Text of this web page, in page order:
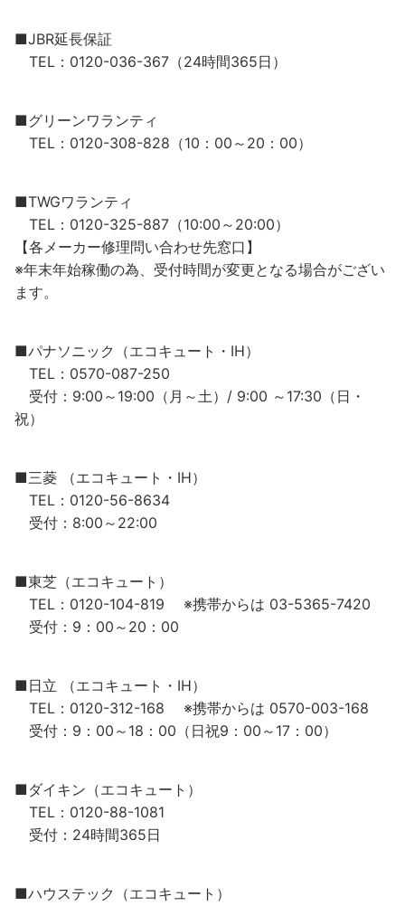
■JBR延長保証
TEL：0120-036-367（24時間365日）
■グリーンワランティ
TEL：0120-308-828（10：00～20：00）
■TWGワランティ
TEL：0120-325-887（10:00～20:00）
【各メーカー修理問い合わせ先窓口】
※年末年始稼働の為、受付時間が変更となる場合がござい
ます。
■パナソニック（エコキュート・IH）
TEL：0570-087-250
受付：9:00～19:00（月～土）/ 9:00 ～17:30（日・
祝）
■三菱 （エコキュート・IH）
TEL：0120-56-8634
受付：8:00～22:00
■東芝（エコキュート）
TEL：0120-104-819 ※携帯からは 03-5365-7420
受付：9：00～20：00
■日立 （エコキュート・IH）
TEL：0120-312-168 ※携帯からは 0570-003-168
受付：9：00～18：00（日祝9：00～17：00）
■ダイキン（エコキュート）
TEL：0120-88-1081
受付：24時間365日
■ハウステック（エコキュート）